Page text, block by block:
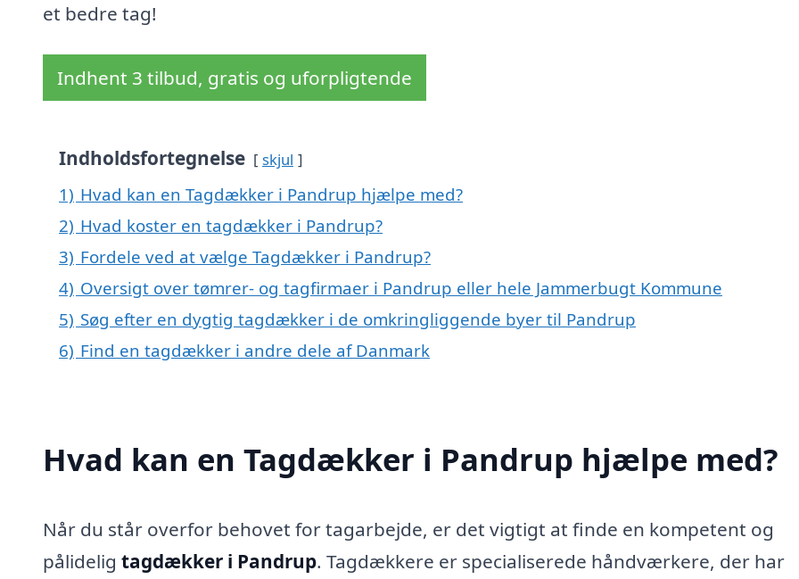
et bedre tag!
Indhent 3 tilbud, gratis og uforpligtende
Indholdsfortegnelse skjul
1) Hvad kan en Tagdækker i Pandrup hjælpe med?
2) Hvad koster en tagdækker i Pandrup?
3) Fordele ved at vælge Tagdækker i Pandrup?
4) Oversigt over tømrer- og tagfirmaer i Pandrup eller hele Jammerbugt Kommune
5) Søg efter en dygtig tagdækker i de omkringliggende byer til Pandrup
6) Find en tagdækker i andre dele af Danmark
Hvad kan en Tagdækker i Pandrup hjælpe med?
Når du står overfor behovet for tagarbejde, er det vigtigt at finde en kompetent og
pålidelig tagdækker i Pandrup. Tagdækkere er specialiserede håndværkere, der har